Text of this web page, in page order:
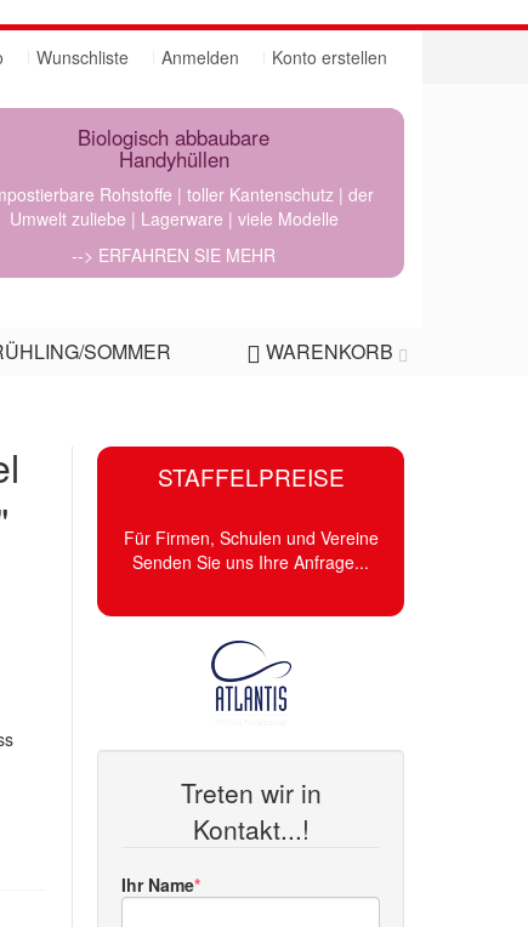
Wunschliste Anmelden Konto erstellen
Biologisch abbaubare
Handyhüllen
Rohstoffe | toller Kantenschutz | der
Umwelt zuliebe | Lagerware | viele Modelle
--> ERFAHREN SIE MEHR
WARENKORB
SOMMER
STAFFELPREISE
Für Firmen, Schulen und Vereine
Senden Sie uns Ihre Anfrage...
Treten wir in
Kontakt...!
Ihr Name